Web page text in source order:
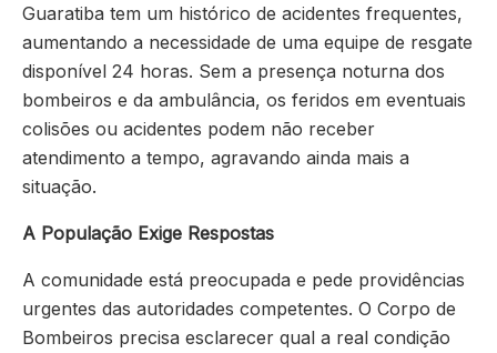
Guaratiba tem um histórico de acidentes frequentes,
aumentando a necessidade de uma equipe de resgate
disponível 24 horas. Sem a presença noturna dos
bombeiros e da ambulância, os feridos em eventuais
colisões ou acidentes podem não receber
atendimento a tempo, agravando ainda mais a
situação.
A População Exige Respostas
A comunidade está preocupada e pede providências
urgentes das autoridades competentes. O Corpo de
Bombeiros precisa esclarecer qual a real condição